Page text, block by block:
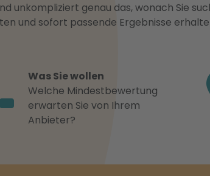
unkompliziert genau das, wonach Sie
und sofort passende Ergebnisse
Was Sie wollen
Welche Mindestbewertung
erwarten Sie von Ihrem
Anbieter?